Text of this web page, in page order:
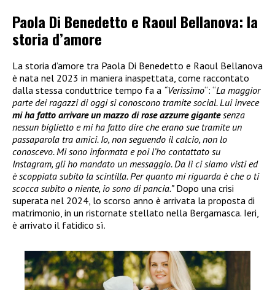
Paola Di Benedetto e Raoul Bellanova: la
storia d’amore
La storia d’amore tra Paola Di Benedetto e Raoul Bellanova
è nata nel 2023 in maniera inaspettata, come raccontato
dalla stessa conduttrice tempo fa a “Verissimo“: “La maggior
parte dei ragazzi di oggi si conoscono tramite social. Lui invece
mi ha fatto arrivare un mazzo di rose azzurre gigantesenza
nessun biglietto e mi ha fatto dire che erano sue tramite un
passaparola tra amici. Io, non seguendo il calcio, non lo
conoscevo. Mi sono informata e poi l’ho contattato su
Instagram, gli ho mandato un messaggio. Da lì ci siamo visti ed
è scoppiata subito la scintilla. Per quanto mi riguarda è che o ti
scocca subito o niente, io sono di pancia.”Dopo una crisi
superata nel 2024, lo scorso anno è arrivata la proposta di
matrimonio, in un ristornate stellato nella Bergamasca. Ieri,
è arrivato il fatidico sì.